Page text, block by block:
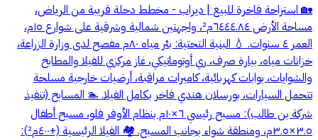
🏡 استراحة فاخرة للبيع | ديراب - مخطط دحلة قريبة من الرياض،
مساحة الأرض ٦٤٤٤.٨٤م²، واجهتين شمالية وشرقية على شوارع ١٥م،
العمر ٤ سنوات. 💧 البنية التحتية: بئر مياه ٨٠م مفصح لدى وزارة الزراعة،
خزانات مياه، بيارة صرف، ري أوتوماتيكي، غاز مركزي للفيلا والمطابخ
والشوايات، بوابات كهربائية، كاميرات مراقبة، أرضيات خارجية مسلحة
تتحمل السيارات، بورسلان هندي فاخر بكامل الفيلا. 🏊 المسابح (تنفيذ
شركة بن طالب): مسبح رئيسي ٦×١٠م بنظام الأوفر فلو، مسبح أطفال
٣.٥×٣.٥م، ومنطقة شواء بجانب المسبح. 🏘️ الفيلا الرئيسية (+٤٠٠م²):